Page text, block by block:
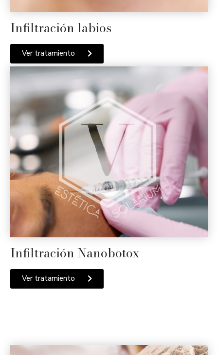
Infiltración labios
Ver tratamiento
Infiltración Nanobotox
Ver tratamiento